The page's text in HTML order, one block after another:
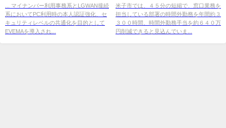
～マイナンバーカード認証
... マイナンバー利用事務系とLGWAN接続
系においてPC利用時の本人認証強化、セ
キュリティレベルの共通化を目的として
EVEMAを導入され...
間外勤務削減見込む １１月から
...
米子市では、４５分の短縮で、窓口業務を
担当している部署の時間外勤務を年間約３
３００時間、時間外勤務手当を約６４０万
円削減できると見込んでいま...